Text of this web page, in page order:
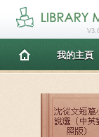
我的主頁